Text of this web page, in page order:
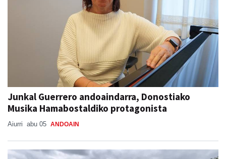
Junkal Guerrero andoaindarra, Donostiako
Musika Hamabostaldiko protagonista
Aiurri abu 05 ANDOAIN